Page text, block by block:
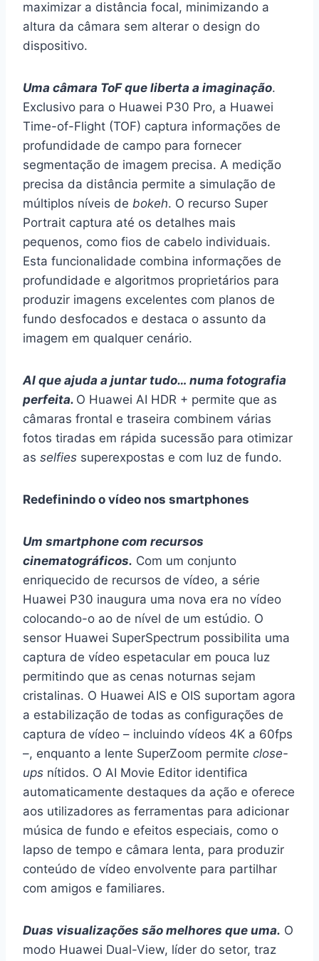
maximizar a distância focal, minimizando a
altura da câmara sem alterar o design do
dispositivo.
Uma câmara ToF que liberta a imaginação.
Exclusivo para o Huawei P30 Pro, a Huawei
Time-of-Flight (TOF) captura informações de
profundidade de campo para fornecer
segmentação de imagem precisa. A medição
precisa da distância permite a simulação de
múltiplos níveis de bokeh. O recurso Super
Portrait captura até os detalhes mais
pequenos, como fios de cabelo individuais.
Esta funcionalidade combina informações de
profundidade e algoritmos proprietários para
produzir imagens excelentes com planos de
fundo desfocados e destaca o assunto da
imagem em qualquer cenário.
AI que ajuda a juntar tudo… numa fotografia
perfeita. O Huawei AI HDR + permite que as
câmaras frontal e traseira combinem várias
fotos tiradas em rápida sucessão para otimizar
as selfies superexpostas e com luz de fundo.
Redefinindo o vídeo nos smartphones
Um smartphone com recursos
cinematográficos. Com um conjunto
enriquecido de recursos de vídeo, a série
Huawei P30 inaugura uma nova era no vídeo
colocando-o ao de nível de um estúdio. O
sensor Huawei SuperSpectrum possibilita uma
captura de vídeo espetacular em pouca luz
permitindo que as cenas noturnas sejam
cristalinas. O Huawei AIS e OIS suportam agora
a estabilização de todas as configurações de
captura de vídeo – incluindo vídeos 4K a 60fps
–, enquanto a lente SuperZoom permite close-
ups nítidos. O AI Movie Editor identifica
automaticamente destaques da ação e oferece
aos utilizadores as ferramentas para adicionar
música de fundo e efeitos especiais, como o
lapso de tempo e câmara lenta, para produzir
conteúdo de vídeo envolvente para partilhar
com amigos e familiares.
Duas visualizações são melhores que uma. O
modo Huawei Dual-View, líder do setor, traz